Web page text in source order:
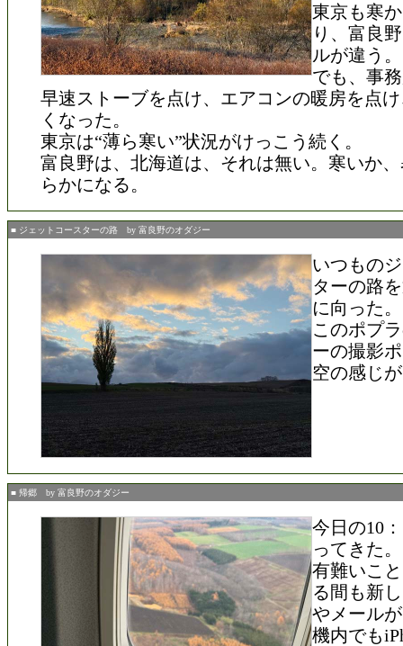
東京も寒
り、富良
ルが違う。
でも、事
早速ストーブを点け、エアコンの暖房を点
くなった。
東京は“薄ら寒い”状況がけっこう続く。
富良野は、北海道は、それは無い。寒いか
らかになる。
■ ジェットコースターの路 by 富良野のオダジー
いつもの
ターの路
に向った。
このポプ
ーの撮影
空の感じ
■ 帰郷 by 富良野のオダジー
今日の10
ってきた。
有難いこ
る間も新
やメール
機内でも